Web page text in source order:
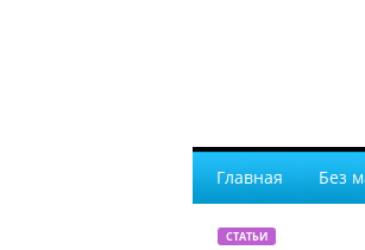
Главная Без
СТАТЬИ